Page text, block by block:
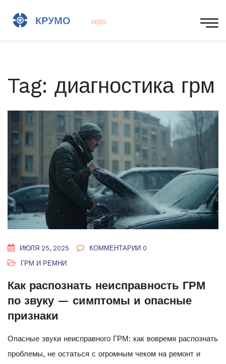
Tag: диагностика грм
ИЮЛЯ 25, 2025
КОММЕНТАРИИ 0
ГРМ И РЕМНИ
Как распознать неисправность ГРМ
по звуку — симптомы и опасные
признаки
Опасные звуки неисправного ГРМ: как вовремя распознать
проблемы, не остаться с огромным чеком на ремонт и